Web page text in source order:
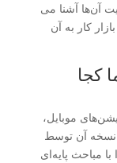
آن‌ها آشنا مى
كار به آن
کجا
موبایل،
که در سال ۲۰۱۷ اولین نسخه‌ آن توسط
مباحث پایه‌ای